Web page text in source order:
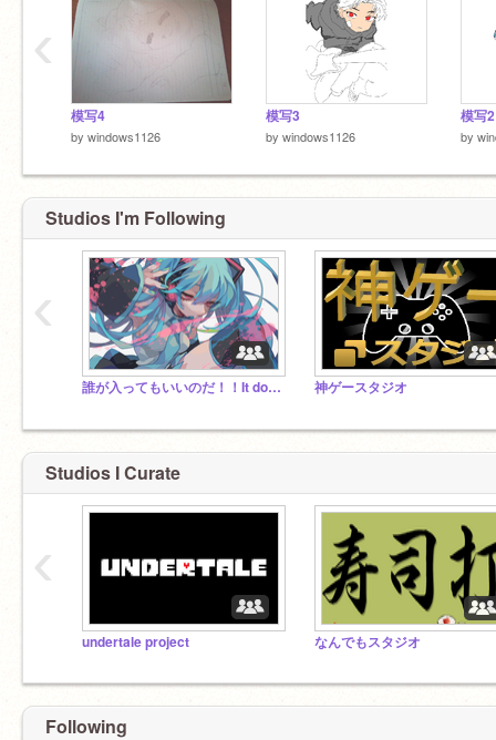
模写4
by windows1126
模写3
by windows1126
模写2
by
‹
Studios I'm Following
誰が入ってもいいのだ！！It doesn't matter who goes in! 神ゲースタジオ
‹
Studios I Curate
undertale project なんでもスタジオ
‹
Following